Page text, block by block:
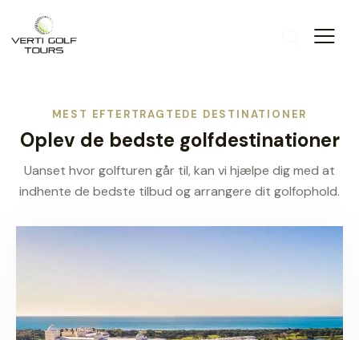
MEST EFTERTRAGTEDE DESTINATIONER
Oplev de bedste golfdestinationer
Uanset hvor golfturen går til, kan vi hjælpe dig med at
indhente de bedste tilbud og arrangere dit golfophold.